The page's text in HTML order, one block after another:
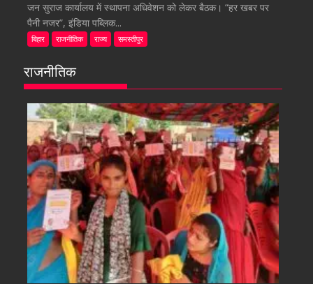
जन सुराज कार्यालय में स्थापना अधिवेशन को लेकर बैठक। “हर खबर पर
पैनी नजर”, इंडिया पब्लिक...
बिहार राजनीतिक राज्य समस्तीपुर
राजनीतिक